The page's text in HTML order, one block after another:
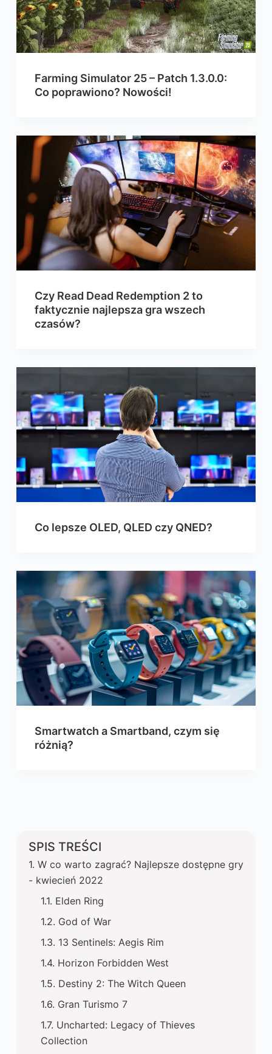
Farming Simulator 25 – Patch 1.3.0.0:
Co poprawiono? Nowości!
Czy Read Dead Redemption 2 to
faktycznie najlepsza gra wszech
czasów?
Co lepsze OLED, QLED czy QNED?
Smartwatch a Smartband, czym się
różnią?
SPIS TREŚCI
W co warto zagrać? Najlepsze dostępne gry
- kwiecień 2022
Elden Ring
God of War
13 Sentinels: Aegis Rim
Horizon Forbidden West
Destiny 2: The Witch Queen
Gran Turismo 7
Uncharted: Legacy of Thieves
Collection